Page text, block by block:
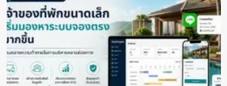
เร่ง
ขยาย
ระบบ
มือ
ผู้นำ
อุตสาหกรรม